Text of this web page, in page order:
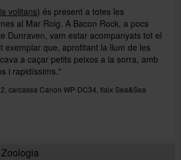
volitans) és present a totes les
al Mar Roig. A Bacon Rock, a pocs
Dunraven, vam estar acompanyats tot el
exemplar que, aprofitant la llum de les
a caçar petits peixos a la sorra, amb
i rapidíssims."
carcassa Canon WP-DC34, flaix Sea&Sea